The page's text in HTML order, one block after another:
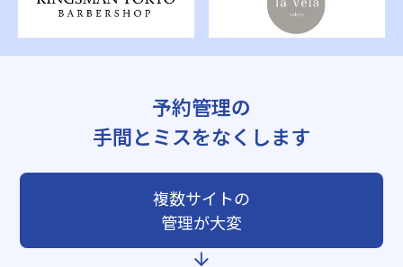
予約管理の
手間とミスをなくします
複数サイトの
管理が大変